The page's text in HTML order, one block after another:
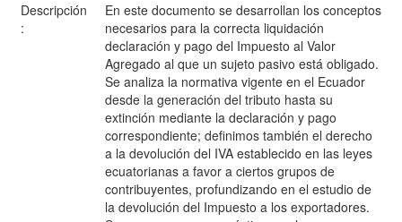
Descripción
:
En este documento se desarrollan los conceptos
necesarios para la correcta liquidación
declaración y pago del Impuesto al Valor
Agregado al que un sujeto pasivo está obligado.
Se analiza la normativa vigente en el Ecuador
desde la generación del tributo hasta su
extinción mediante la declaración y pago
correspondiente; definimos también el derecho
a la devolución del IVA establecido en las leyes
ecuatorianas a favor a ciertos grupos de
contribuyentes, profundizando en el estudio de
la devolución del Impuesto a los exportadores.